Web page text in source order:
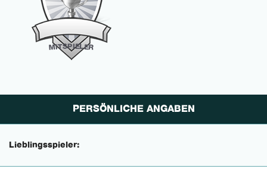
MITSPIELER
PERSÖNLICHE ANGABEN
Lieblingsspieler: